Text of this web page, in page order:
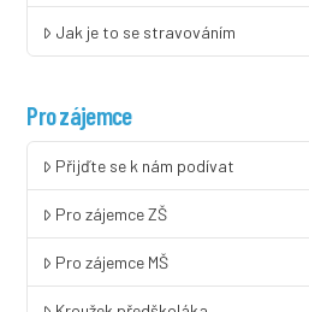
Jak je to se stravováním
Pro zájemce
Přijďte se k nám podívat
Pro zájemce ZŠ
Pro zájemce MŠ